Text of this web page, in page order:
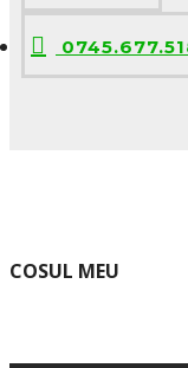
COSUL MEU